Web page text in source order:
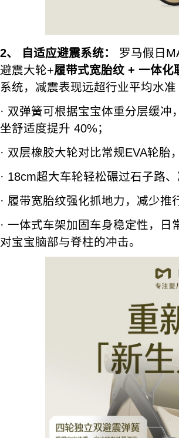
2、 自适应避震系统：
罗马假日
避震大轮+履带式宽胎纹 + 一体化
系统，减震表现远超行业平均水准
· 双弹簧可根据宝宝体重分层缓
坐舒适度提升 40%；
· 双层橡胶大轮对比常规EVA轮胎
· 18cm超大车轮轻松碾过石子路
· 履带宽胎纹强化抓地力，减少推
· 一体式车架加固车身稳定性，
对宝宝脑部与脊柱的冲击。